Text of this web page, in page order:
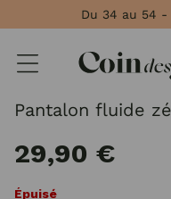
Du 34 au 54
Pantalon fluide
29,90 €
Épuisé
Panneau de gestion des